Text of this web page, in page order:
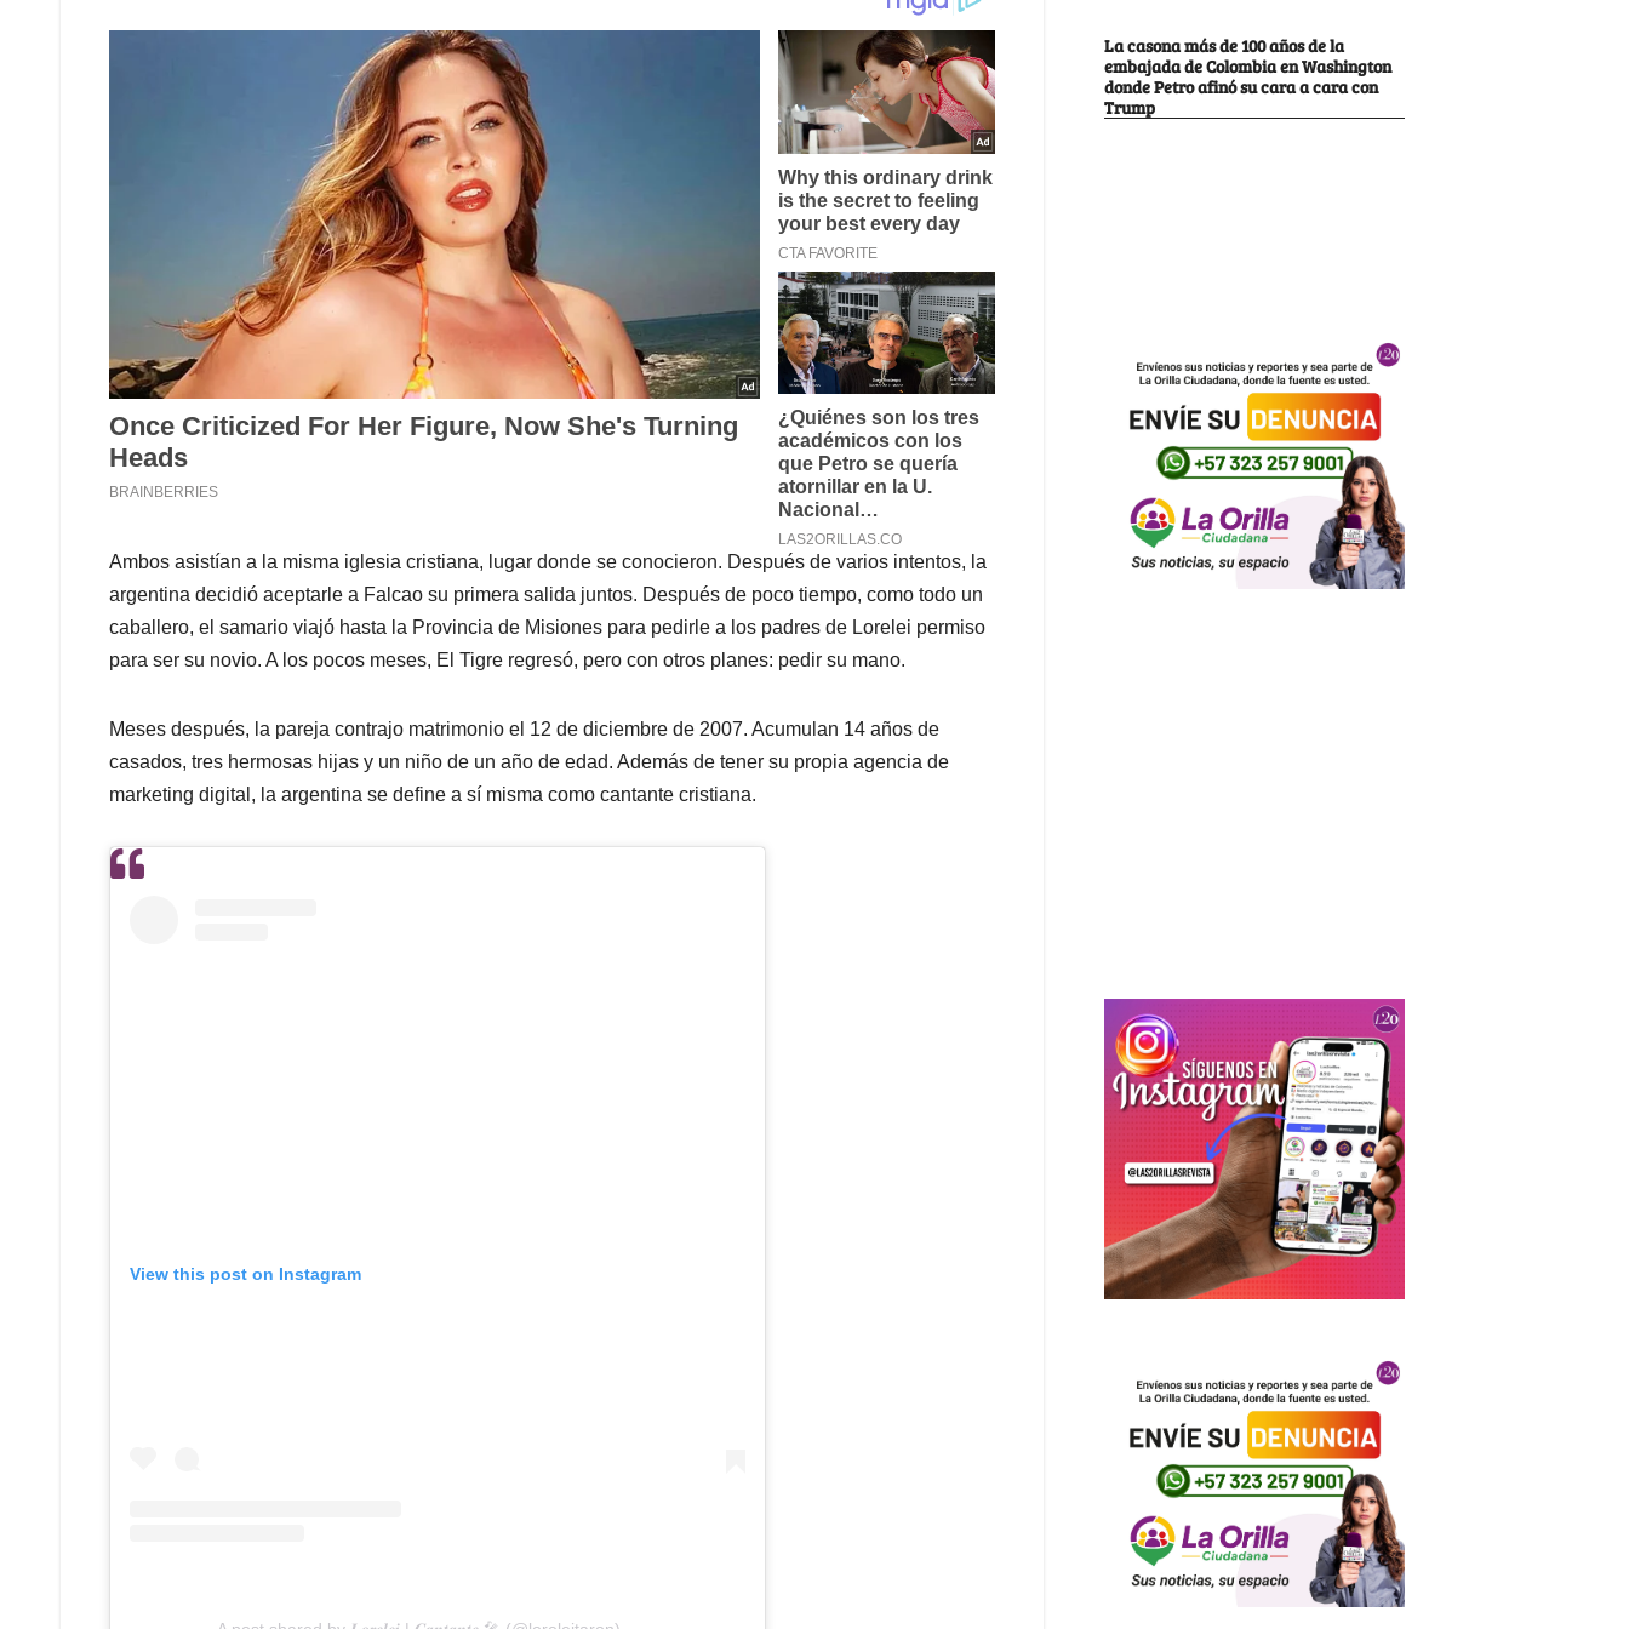
Ambos asistían a la misma iglesia cristiana, lugar donde se conocieron. Después de varios intentos, la
argentina decidió aceptarle a Falcao su primera salida juntos. Después de poco tiempo, como todo un
caballero, el samario viajó hasta la Provincia de Misiones para pedirle a los padres de Lorelei permiso
para ser su novio. A los pocos meses, El Tigre regresó, pero con otros planes: pedir su mano.
Meses después, la pareja contrajo matrimonio el 12 de diciembre de 2007. Acumulan 14 años de
casados, tres hermosas hijas y un niño de un año de edad. Además de tener su propia agencia de
marketing digital, la argentina se define a sí misma como cantante cristiana.
View this post on Instagram
La casona más de 100 años de la
embajada de Colombia en Washington
donde Petro afinó su cara a cara con
Trump